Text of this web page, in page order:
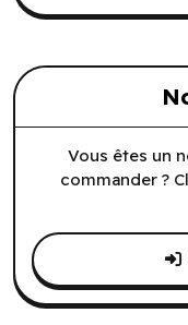
Vous êtes un
commander ?